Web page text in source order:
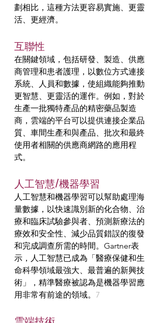
劃相比，這種方法更容易實施、更靈
活、更經濟。
互聯性
在關鍵領域，包括研發、製造、供應
商管理和患者護理，以數位方式連接
系統、人員和數據，使組織能夠推動
更智慧、更靈活的運作。例如，對於
生產一批獨特產品的精密藥品製造
商，雲端的平台可以提供連接企業品
質、車間生產和與產品、批次和最終
使用者相關的供應商網路的應用程
式。
人工智慧/機器學習
人工智慧和機器學習可以幫助處理海
量數據，以快速識別新的化合物、治
療和臨床試驗參與者、預測新療法的
療效和安全性、減少品質錯誤的復發
和完成調查所需的時間。Gartner表
示，人工智慧已成為「醫療保健和生
命科學領域最強大、最普遍的新興技
術」，精準醫療被認為是機器學習應
用非常有前途的領域。 7